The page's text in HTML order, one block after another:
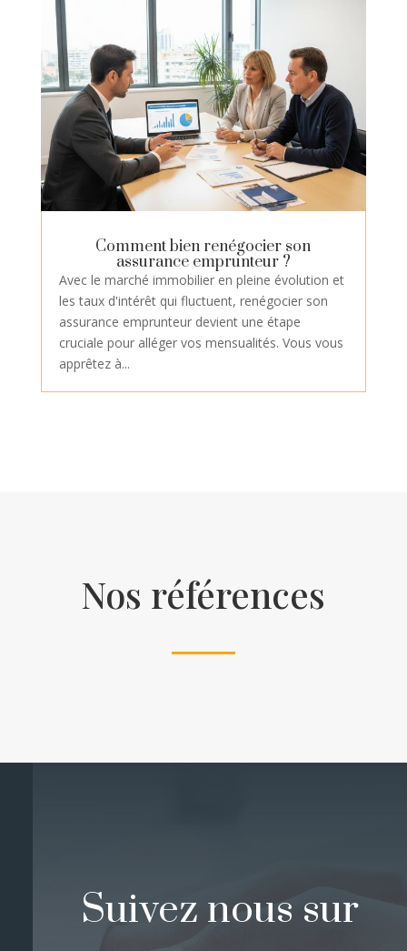
Comment bien renégocier son
assurance emprunteur ?
Avec le marché immobilier en pleine évolution et
les taux d'intérêt qui fluctuent, renégocier son
assurance emprunteur devient une étape
cruciale pour alléger vos mensualités. Vous vous
apprêtez à...
Nos références
Suivez nous sur